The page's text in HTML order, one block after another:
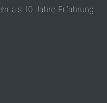
als 10 Jahre Erfahrung